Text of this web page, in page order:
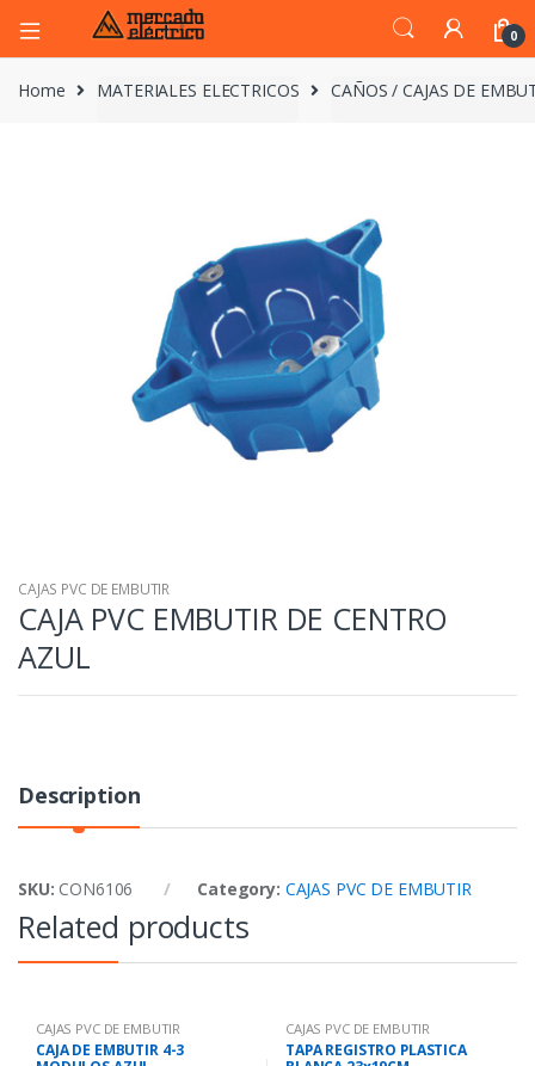
0
Home MATERIALES ELECTRICOS CAÑOS / CAJAS DE
CAJAS PVC DE EMBUTIR
CAJA PVC EMBUTIR DE CENTRO
AZUL
Description
SKU: CON6106 Category: CAJAS PVC DE EMBUTIR
Related products
CAJAS PVC DE EMBUTIR
CAJA DE EMBUTIR 4-3
CAJAS PVC DE EMBUTIR
TAPA REGISTRO PLASTICA